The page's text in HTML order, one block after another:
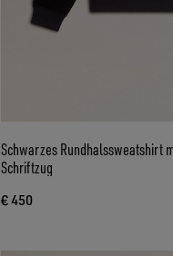
Schwarzes Rundhalssweatshirt
Schriftzug
€ 450